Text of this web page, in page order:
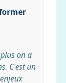
on a
C'est un